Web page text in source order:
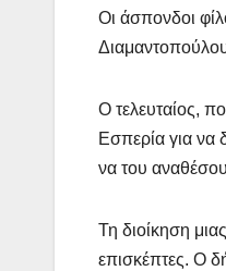
Οι άσπονδοι
Ο τελευταίος,
Εσπερία για να
να του
Τη διοίκηση
επισκέπτες. Ο